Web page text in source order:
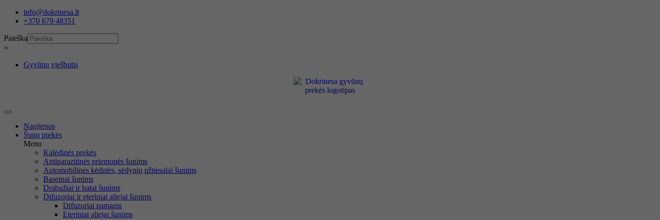
info@dokrinesa.lt
+370 679 48351
Paieška
×
Gyvūnų viešbutis
Naujienos
Šunų prekės
Menu
Kalėdinės prekės
Antiparazitinės priemonės šunims
Automobilinės kėdutės, sėdynių užtiesalai šunims
Baseinai šunims
Drabužiai ir batai šunims
Difuzoriai ir eteriniai aliejai šunims
Difuzoriai namams
Eteriniai aliejai šunims